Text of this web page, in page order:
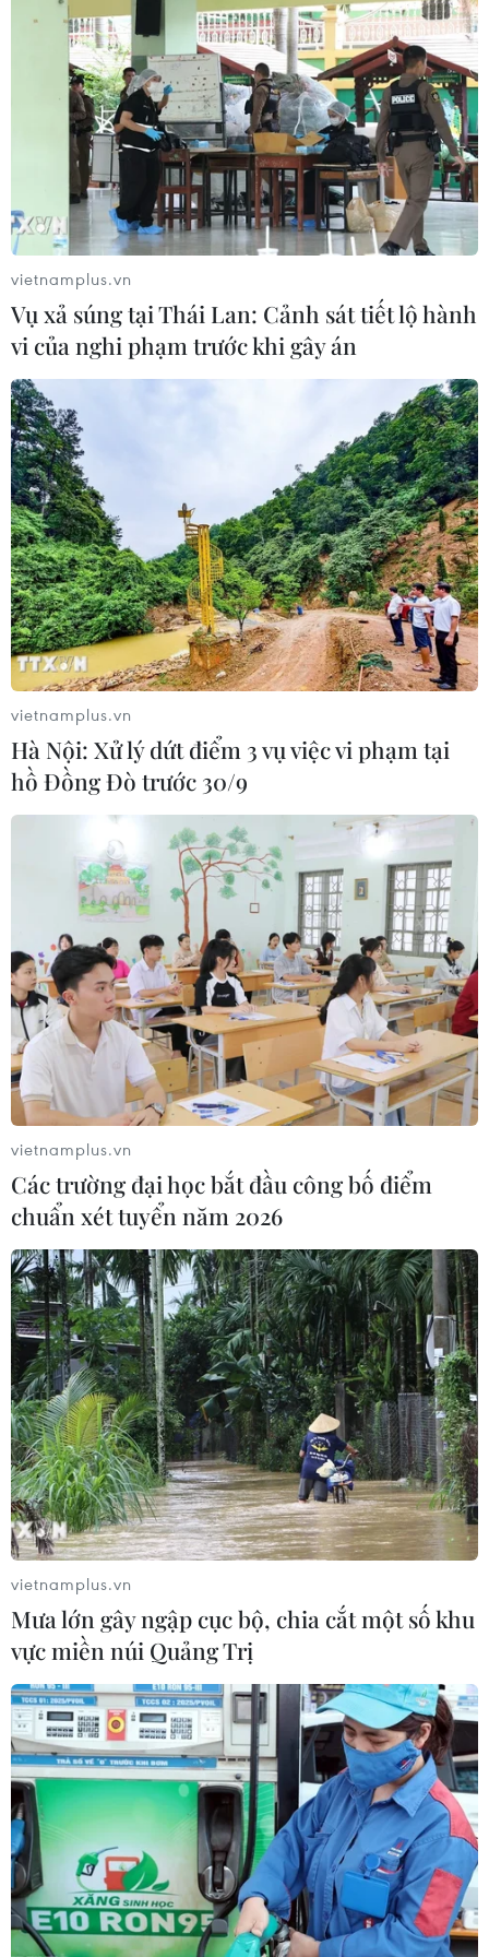
vietnamplus.vn
Vụ xả súng tại Thái Lan: Cảnh sát tiết lộ hành
vi của nghi phạm trước khi gây án
vietnamplus.vn
Hà Nội: Xử lý dứt điểm 3 vụ việc vi phạm tại
hồ Đồng Đò trước 30/9
vietnamplus.vn
Các trường đại học bắt đầu công bố điểm
chuẩn xét tuyển năm 2026
vietnamplus.vn
Mưa lớn gây ngập cục bộ, chia cắt một số khu
vực miền núi Quảng Trị